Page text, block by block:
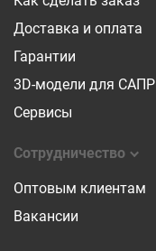
Доставка и оплата
Гарантии
3D-модели для САПР
Сервисы
Сотрудничество
Оптовым клиентам
Вакансии